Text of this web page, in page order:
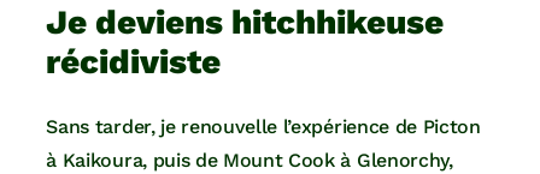
Je deviens hitchhikeuse
récidiviste
Sans tarder, je renouvelle l’expérience de Picton
à Kaikoura, puis de Mount Cook à Glenorchy,